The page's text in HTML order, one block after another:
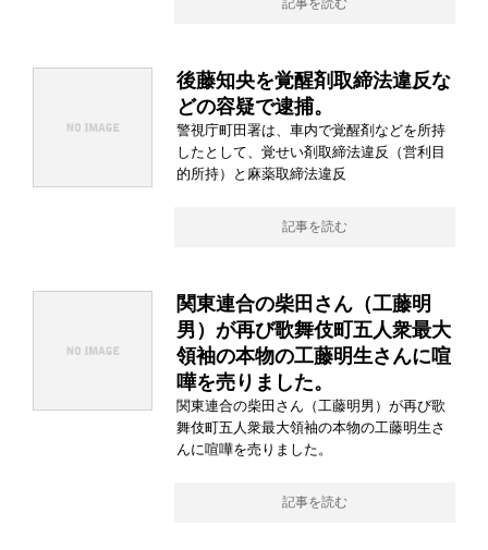
記事を読む
後藤知央を覚醒剤取締法違反な
どの容疑で逮捕。
警視庁町田署は、車内で覚醒剤などを所持
したとして、覚せい剤取締法違反（営利目
的所持）と麻薬取締法違反
記事を読む
関東連合の柴田さん（工藤明
男）が再び歌舞伎町五人衆最大
領袖の本物の工藤明生さんに喧
嘩を売りました。
関東連合の柴田さん（工藤明男）が再び歌
舞伎町五人衆最大領袖の本物の工藤明生さ
んに喧嘩を売りました。
記事を読む